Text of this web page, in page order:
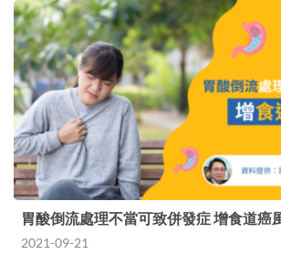
胃酸倒流處理不當可致併發症 增食道癌
2021-09-21